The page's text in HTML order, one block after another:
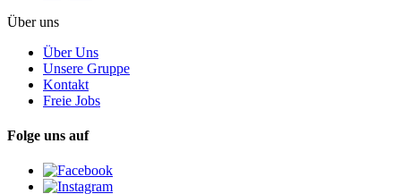
Über uns
Über Uns
Unsere Gruppe
Kontakt
Freie Jobs
Folge uns auf